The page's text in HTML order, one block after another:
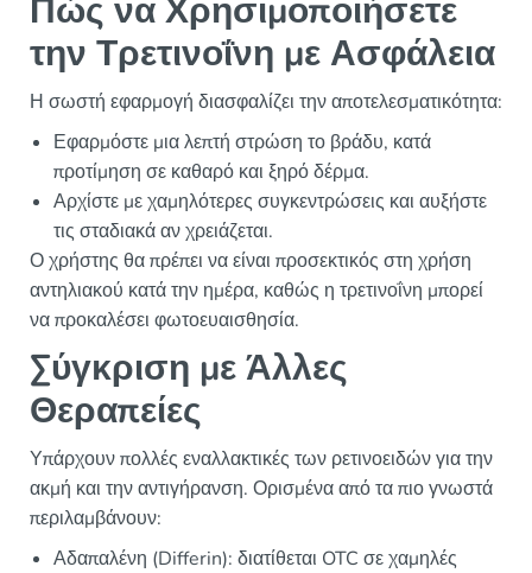
Πώς να Χρησιμοποιήσετε
την Τρετινοΐνη με Ασφάλεια
Η σωστή εφαρμογή διασφαλίζει την αποτελεσματικότητα:
Εφαρμόστε μια λεπτή στρώση το βράδυ, κατά
προτίμηση σε καθαρό και ξηρό δέρμα.
Αρχίστε με χαμηλότερες συγκεντρώσεις και αυξήστε
τις σταδιακά αν χρειάζεται.
Ο χρήστης θα πρέπει να είναι προσεκτικός στη χρήση
αντηλιακού κατά την ημέρα, καθώς η τρετινοΐνη μπορεί
να προκαλέσει φωτοευαισθησία.
Σύγκριση με Άλλες
Θεραπείες
Υπάρχουν πολλές εναλλακτικές των ρετινοειδών για την
ακμή και την αντιγήρανση. Ορισμένα από τα πιο γνωστά
περιλαμβάνουν:
Αδαπαλένη (Differin): διατίθεται OTC σε χαμηλές